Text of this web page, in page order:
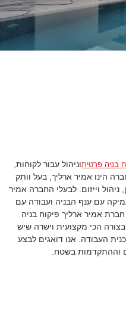
בניה פרטיתוניהול עבור לקוחות,
הינו אמיר ארליך, בעל וותק
וייזום. לבעלי החברה אמיר
עם ענף הבניה ועבודה עם
אמיר ארליך פיקוח בניה
הכי מקצועית וישרה שיש
העבודה. אנו דואגים לבצע
וההתקדמות בשטח.